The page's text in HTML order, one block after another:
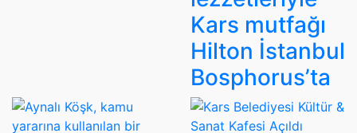
Kars mutfağı
Hilton İstanbul
Bosphorus’ta